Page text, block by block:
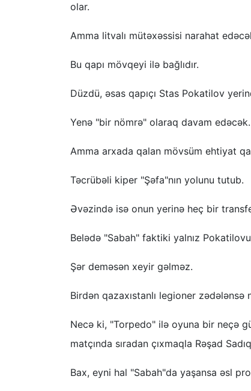
olar.
Amma litvalı mütəxəssisi narahat
Bu qapı mövqeyi ilə bağlıdır.
Düzdü, əsas qapıçı Stas Pokatilov
Yenə "bir nömrə" olaraq davam edəcək.
Amma arxada qalan mövsüm ehtiyat
Təcrübəli kiper "Şəfa"nın yolunu tutub.
Əvəzində isə onun yerinə heç bir
Belədə "Sabah" faktiki yalnız
Şər deməsən xeyir gəlməz.
Birdən qazaxıstanlı legioner zədələnsə
Necə ki, "Torpedo" ilə oyuna bir neçə
matçında sıradan çıxmaqla Rəşad
Bax, eyni hal "Sabah"da yaşansa əsl